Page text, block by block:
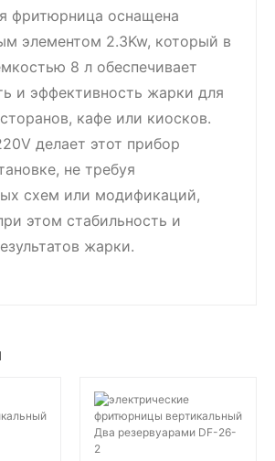
фритюрница оснащена
элементом 2.3Kw, который в
8 л обеспечивает
и эффективность жарки для
кафе или киосков.
делает этот прибор
не требуя
схем или модификаций,
этом стабильность и
жарки.